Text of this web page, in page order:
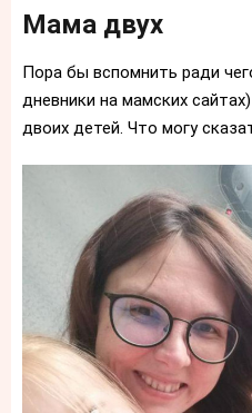
Мама двух
Пора бы вспомнить ради
дневники на мамских
двоих детей. Что могу